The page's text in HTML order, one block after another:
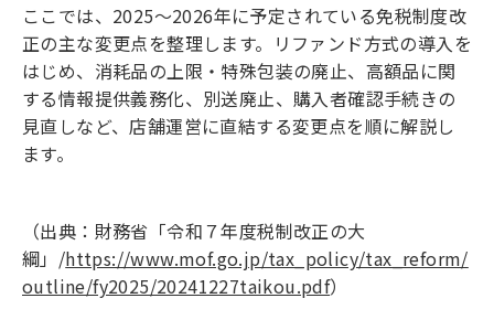
ここでは、2025～2026年に予定されている免税制度改
正の主な変更点を整理します。リファンド方式の導入を
はじめ、消耗品の上限・特殊包装の廃止、高額品に関
する情報提供義務化、別送廃止、購入者確認手続きの
見直しなど、店舗運営に直結する変更点を順に解説し
ます。
（出典：財務省「令和７年度税制改正の大
綱」/https://www.mof.go.jp/tax_policy/tax_reform/
outline/fy2025/20241227taikou.pdf）